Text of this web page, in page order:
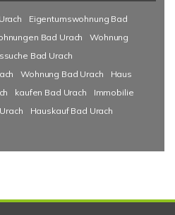
Eigentumswohnung Bad
Bad Urach
Wohnung
Bad Urach
Wohnung Bad Urach
Haus
kaufen Bad Urach
Immobilie
Hauskauf Bad Urach